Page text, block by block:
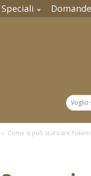
Speciali
Come si può scaricare